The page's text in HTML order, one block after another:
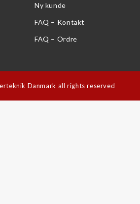
Ny kunde
FAQ – Kontakt
FAQ – Ordre
Danmark all rights reserved